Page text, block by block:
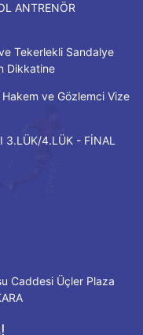
ANTRENÖR
Tekerlekli Sandalye
Dikkatine
ve Gözlemci Vize
3.LÜK/4.LÜK - FİNAL
Caddesi Üçler Plaza